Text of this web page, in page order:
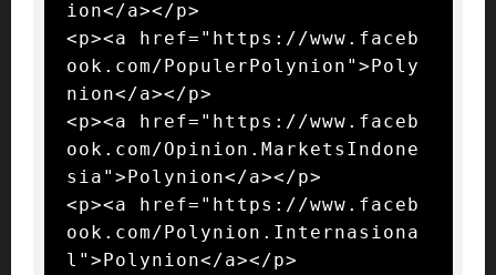
ion</a></p>
<p><a href="https://www.faceb
ook.com/PopulerPolynion">Poly
nion</a></p>
<p><a href="https://www.faceb
ook.com/Opinion.MarketsIndone
sia">Polynion</a></p>
<p><a href="https://www.faceb
ook.com/Polynion.Internasiona
l">Polynion</a></p>